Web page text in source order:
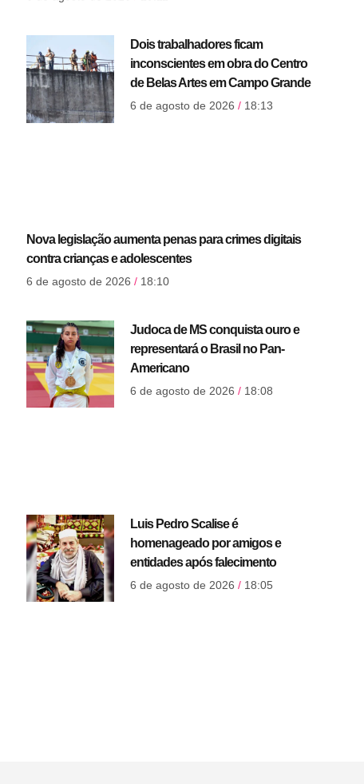
Dois trabalhadores ficam
inconscientes em obra do Centro
de Belas Artes em Campo Grande
6 de agosto de 2026 18:13
Nova legislação aumenta penas para crimes digitais
contra crianças e adolescentes
6 de agosto de 2026 18:10
Judoca de MS conquista ouro e
representará o Brasil no Pan-
Americano
6 de agosto de 2026 18:08
Luis Pedro Scalise é
homenageado por amigos e
entidades após falecimento
6 de agosto de 2026 18:05